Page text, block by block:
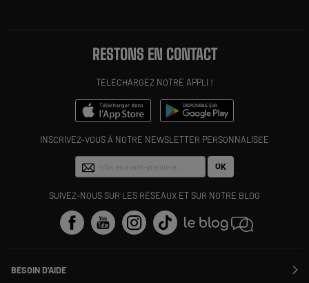
RESTONS EN CONTACT
TÉLÉCHARGEZ NOTRE APPLI !
INSCRIVEZ-VOUS À NOTRE NEWSLETTER PERSONNALISÉE
OK
SUIVEZ-NOUS SUR LES RÉSEAUX ET SUR NOTRE BLOG
BESOIN D'AIDE